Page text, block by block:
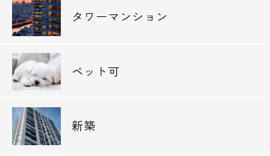
タワーマンション
ペット可
新築